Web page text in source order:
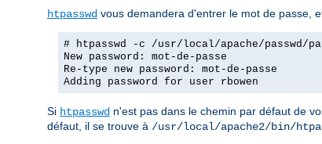
htpasswd vous demandera d'entrer le mot de passe,
# htpasswd -c /usr/local/apache/passwd/
New password: mot-de-passe
Re-type new password: mot-de-passe
Adding password for user rbowen
Si htpasswd n'est pas dans le chemin par défaut de
défaut, il se trouve à /usr/local/apache2/bin/